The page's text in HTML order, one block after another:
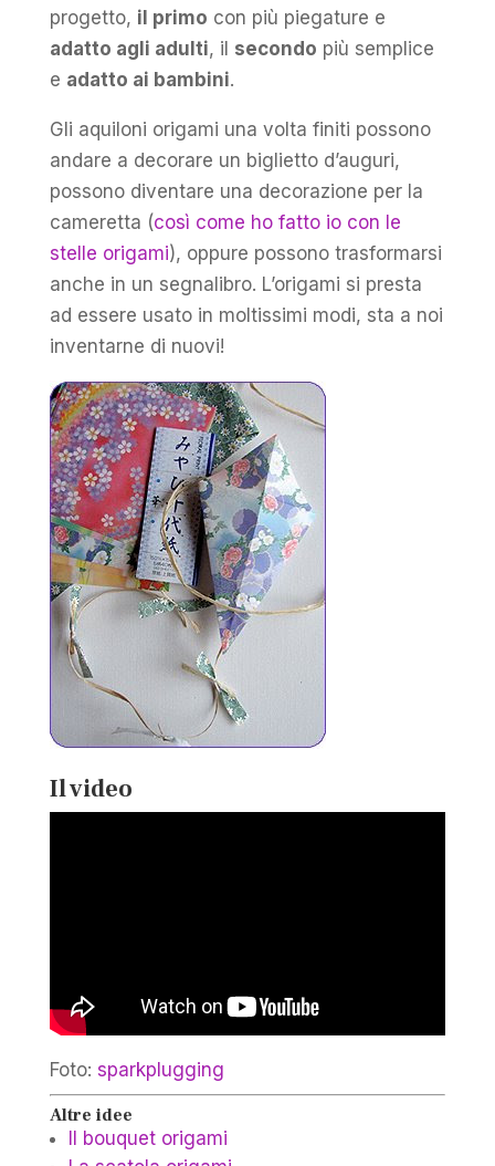
progetto, il primo con più piegature e
adatto agli adulti, il secondo più semplice
e adatto ai bambini.
Gli aquiloni origami una volta finiti possono
andare a decorare un biglietto d’auguri,
possono diventare una decorazione per la
cameretta (così come ho fatto io con le
stelle origami), oppure possono trasformarsi
anche in un segnalibro. L’origami si presta
ad essere usato in moltissimi modi, sta a noi
inventarne di nuovi!
Il video
Foto: sparkplugging
Altre idee
Il bouquet origami